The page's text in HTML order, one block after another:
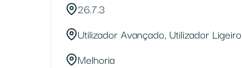
26.7.3
Utilizador Avançado, Utilizador Ligeiro
Melhoria